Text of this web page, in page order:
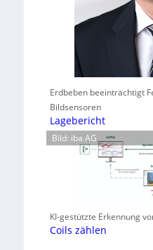
Erdbeben beeinträchtigt
Bildsensoren
Lagebericht
Bild: iba AG
KI-gestützte Erkennung
Coils zählen